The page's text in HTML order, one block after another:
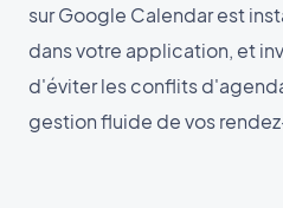
sur Google Calendar est
dans votre application, et
d'éviter les conflits
gestion fluide de vos